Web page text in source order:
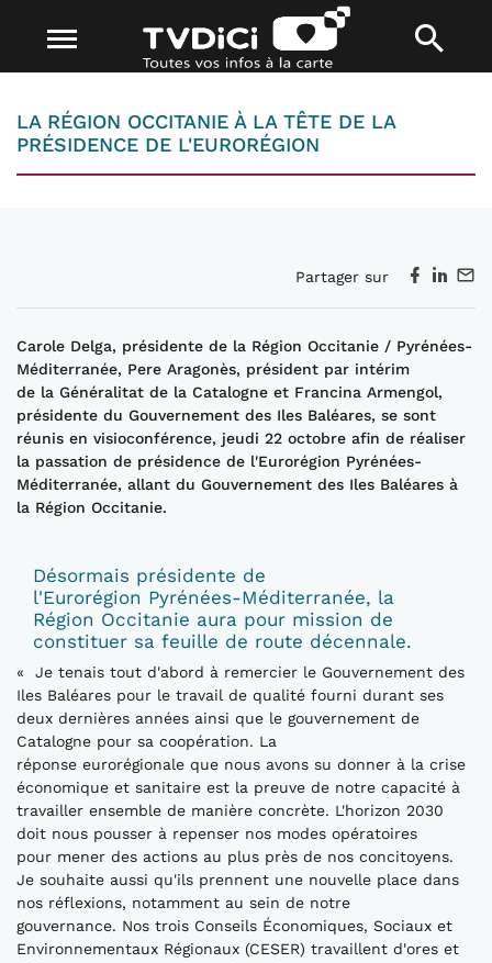
LA RÉGION OCCITANIE À LA TÊTE DE LA
PRÉSIDENCE DE L'EURORÉGION
Partager sur
Carole Delga, présidente de la Région Occitanie / Pyrénées-
Méditerranée, Pere Aragonès, président par intérim
de la Généralitat de la Catalogne et Francina Armengol,
présidente du Gouvernement des Iles Baléares, se sont
réunis en visioconférence, jeudi 22 octobre afin de réaliser
la passation de présidence de l'Eurorégion Pyrénées-
Méditerranée, allant du Gouvernement des Iles Baléares à
la Région Occitanie.
Désormais présidente de
l'Eurorégion Pyrénées-Méditerranée, la
Région Occitanie aura pour mission de
constituer sa feuille de route décennale.
« Je tenais tout d'abord à remercier le Gouvernement des
Iles Baléares pour le travail de qualité fourni durant ses
deux dernières années ainsi que le gouvernement de
Catalogne pour sa coopération. La
réponse eurorégionale que nous avons su donner à la crise
économique et sanitaire est la preuve de notre capacité à
travailler ensemble de manière concrète. L'horizon 2030
doit nous pousser à repenser nos modes opératoires
pour mener des actions au plus près de nos concitoyens.
Je souhaite aussi qu'ils prennent une nouvelle place dans
nos réflexions, notamment au sein de notre
gouvernance. Nos trois Conseils Économiques, Sociaux et
Environnementaux Régionaux (CESER) travaillent d'ores et